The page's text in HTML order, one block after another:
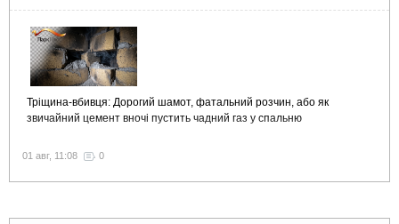
Тріщина-вбивця: Дорогий шамот, фатальний розчин, або як
звичайний цемент вночі пустить чадний газ у спальню
01 авг, 11:08 0